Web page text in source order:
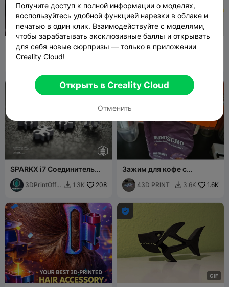
Зажим для филамента
huba1
Мини-игрушка
"Клешневая машина"
SPARKX i7 Соединитель
PTFE-трубки | Зажим для
организации кабелей
3DPrintOffic  1.3K 208
Зажим для кофе с
крышкой
43D PRINT  3.6K 1.6K
GIF

Получите доступ к полной информации о моделях,
воспользуйтесь удобной функцией нарезки в облаке и
печатью в один клик. Взаимодействуйте с моделями,
чтобы зарабатывать эксклюзивные баллы и открывать
для себя новые сюрпризы — только в приложении
Creality Cloud!
Открыть в Creality Cloud
Отменить